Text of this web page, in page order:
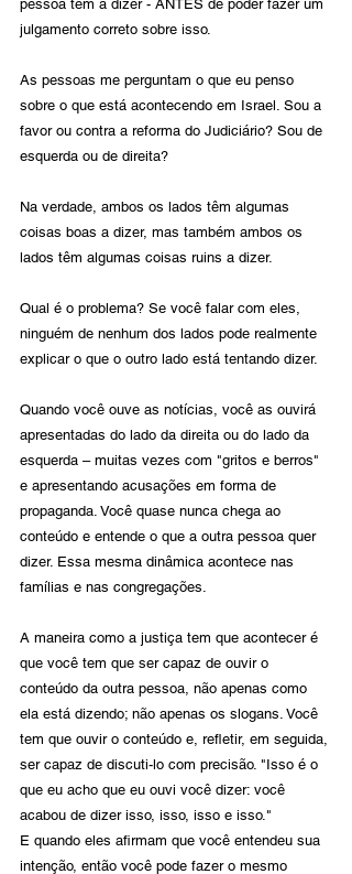
pessoa tem a dizer - ANTES de poder fazer um
julgamento correto sobre isso.
As pessoas me perguntam o que eu penso
sobre o que está acontecendo em Israel. Sou a
favor ou contra a reforma do Judiciário? Sou de
esquerda ou de direita?
Na verdade, ambos os lados têm algumas
coisas boas a dizer, mas também ambos os
lados têm algumas coisas ruins a dizer.
Qual é o problema? Se você falar com eles,
ninguém de nenhum dos lados pode realmente
explicar o que o outro lado está tentando dizer.
Quando você ouve as notícias, você as ouvirá
apresentadas do lado da direita ou do lado da
esquerda – muitas vezes com "gritos e berros"
e apresentando acusações em forma de
propaganda. Você quase nunca chega ao
conteúdo e entende o que a outra pessoa quer
dizer. Essa mesma dinâmica acontece nas
famílias e nas congregações.
A maneira como a justiça tem que acontecer é
que você tem que ser capaz de ouvir o
conteúdo da outra pessoa, não apenas como
ela está dizendo; não apenas os slogans. Você
tem que ouvir o conteúdo e, refletir, em seguida,
ser capaz de discuti-lo com precisão. "Isso é o
que eu acho que eu ouvi você dizer: você
acabou de dizer isso, isso, isso e isso."
E quando eles afirmam que você entendeu sua
intenção, então você pode fazer o mesmo